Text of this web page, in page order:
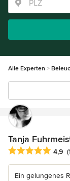
Alle Experten
Tanja
4,9
Ein gelungenes